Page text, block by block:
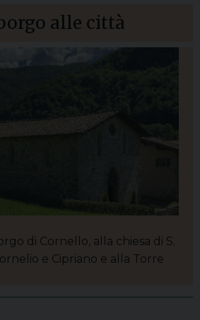
alle città
di Cornello, alla chiesa di S.
e Cipriano e alla Torre